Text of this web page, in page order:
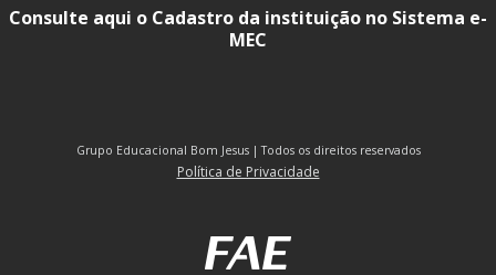
Consulte aqui o Cadastro da instituição no Sistema e-
MEC
Grupo Educacional Bom Jesus | Todos os direitos reservados
Política de Privacidade